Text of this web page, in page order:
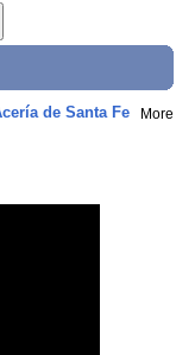
de Santa Fe More